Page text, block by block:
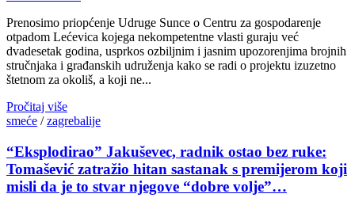
Prenosimo priopćenje Udruge Sunce o Centru za gospodarenje
otpadom Lećevica kojega nekompetentne vlasti guraju već
dvadesetak godina, usprkos ozbiljnim i jasnim upozorenjima brojnih
stručnjaka i građanskih udruženja kako se radi o projektu izuzetno
štetnom za okoliš, a koji ne...
Pročitaj više
smeće /zagrebalije
“Eksplodirao” Jakuševec, radnik ostao bez ruke:
Tomašević zatražio hitan sastanak s premijerom koji
misli da je to stvar njegove “dobre volje”…